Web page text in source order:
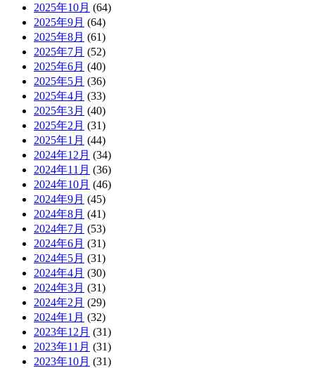
2025年10月 (64)
2025年9月 (64)
2025年8月 (61)
2025年7月 (52)
2025年6月 (40)
2025年5月 (36)
2025年4月 (33)
2025年3月 (40)
2025年2月 (31)
2025年1月 (44)
2024年12月 (34)
2024年11月 (36)
2024年10月 (46)
2024年9月 (45)
2024年8月 (41)
2024年7月 (53)
2024年6月 (31)
2024年5月 (31)
2024年4月 (30)
2024年3月 (31)
2024年2月 (29)
2024年1月 (32)
2023年12月 (31)
2023年11月 (31)
2023年10月 (31)